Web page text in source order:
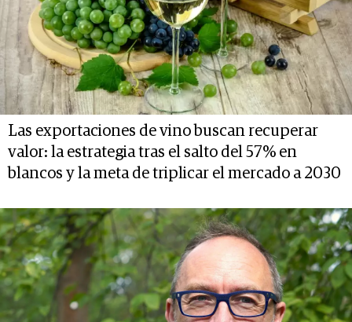
Las exportaciones de vino buscan recuperar
valor: la estrategia tras el salto del 57% en
blancos y la meta de triplicar el mercado a 2030